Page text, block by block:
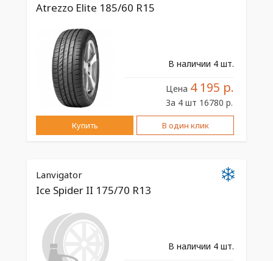
Atrezzo Elite 185/60 R15
В наличии 4 шт.
Цена 4 195 р.
За 4 шт 16780 р.
Купить В один клик
Lanvigator
Ice Spider II 175/70 R13
В наличии 4 шт.